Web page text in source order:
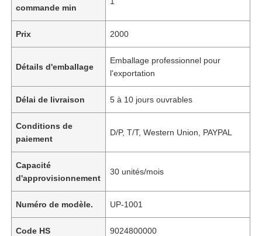
commande min
Prix 2000
Détails d'emballage
Emballage professionnel pour
l'exportation
Délai de livraison 5 à 10 jours ouvrables
Conditions de
paiement
D/P, T/T, Western Union, PAYPAL
Capacité
d'approvisionnement
30 unités/mois
Numéro de modèle. UP-1001
Code HS 9024800000